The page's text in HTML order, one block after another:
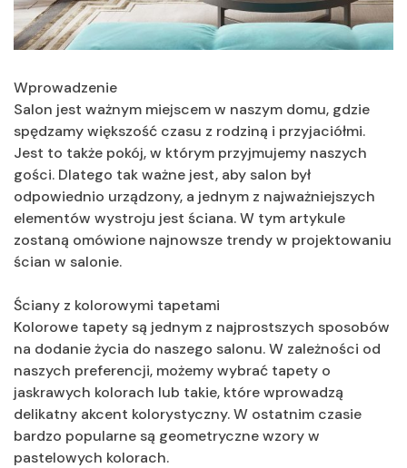
Wprowadzenie
Salon jest ważnym miejscem w naszym domu, gdzie
spędzamy większość czasu z rodziną i przyjaciółmi.
Jest to także pokój, w którym przyjmujemy naszych
gości. Dlatego tak ważne jest, aby salon był
odpowiednio urządzony, a jednym z najważniejszych
elementów wystroju jest ściana. W tym artykule
zostaną omówione najnowsze trendy w projektowaniu
ścian w salonie.
Ściany z kolorowymi tapetami
Kolorowe tapety są jednym z najprostszych sposobów
na dodanie życia do naszego salonu. W zależności od
naszych preferencji, możemy wybrać tapety o
jaskrawych kolorach lub takie, które wprowadzą
delikatny akcent kolorystyczny. W ostatnim czasie
bardzo popularne są geometryczne wzory w
pastelowych kolorach.